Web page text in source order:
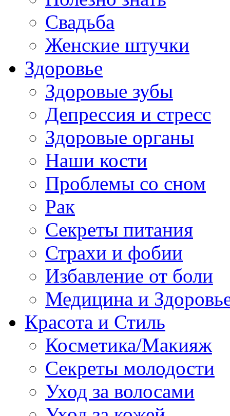
Свадьба
Женские штучки
Здоровье
Здоровые зубы
Депрессия и стресс
Здоровые органы
Наши кости
Проблемы со сном
Рак
Секреты питания
Страхи и фобии
Избавление от боли
Медицина и
Красота и Стиль
Косметика/Макияж
Секреты молодости
Уход за волосами